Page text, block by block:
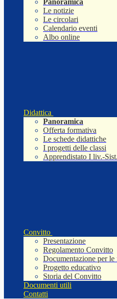
Panoramica
Le notizie
Le circolari
Calendario eventi
Albo online
Didattica
Panoramica
Offerta formativa
Le schede didattiche
I progetti delle classi
Apprendistato I liv.-
Convitto
Presentazione
Regolamento Convitto
Documentazione per
Progetto educativo
Storia del Convitto
Documenti utili
Contatti